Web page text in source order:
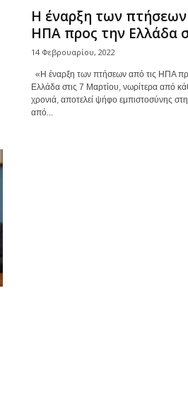
Η έναρξη των πτήσεων
ΗΠΑ προς την Ελλάδα
14 Φεβρουαρίου, 2022
«Η έναρξη των πτήσεων από τις ΗΠΑ
Ελλάδα στις 7 Μαρτίου, νωρίτερα από
χρονιά, αποτελεί ψήφο εμπιστοσύνης
από...